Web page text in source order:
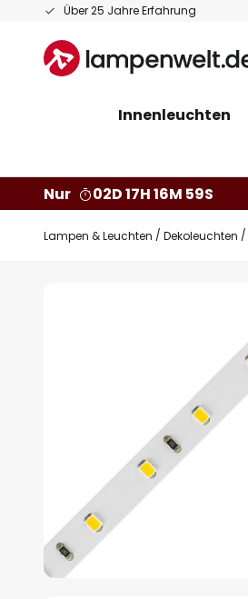
Über 25 Jahre Erfahrung
Zum
springen
Innenleuchten
Nur
02D 17H 16M 58S
Lampen & Leuchten Dekoleuchten